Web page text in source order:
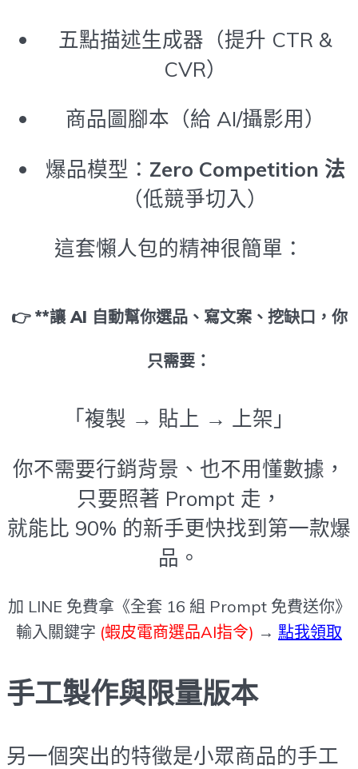
五點描述生成器（提升 CTR &
CVR）
商品圖腳本（給 AI/攝影用）
爆品模型： Zero Competition 法
（低競爭切入）
這套懶人包的精神很簡單：
👉 **讓 AI 自動幫你選品、寫文案、挖缺口，你
只需要：
「複製 → 貼上 → 上架」
你不需要行銷背景、也不用懂數據，
只要照著 Prompt 走，
就能比 90% 的新手更快找到第一款爆
品。
加 LINE 免費拿《全套 16 組 Prompt 免費送你》
輸入關鍵字 (蝦皮電商選品AI指令) → 點我領取
手工製作與限量版本
另一個突出的特徵是小眾商品的手工